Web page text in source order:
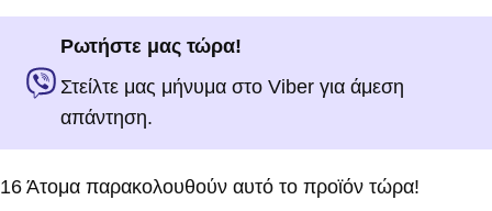
Ρωτήστε μας τώρα!
Στείλτε μας μήνυμα στο Viber για άμεση
απάντηση.
16 Άτομα παρακολουθούν αυτό το προϊόν τώρα!